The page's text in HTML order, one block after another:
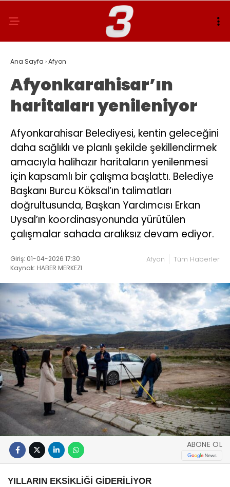
Ana Sayfa ›Afyon
Afyonkarahisar’ın
haritaları yenileniyor
Afyonkarahisar Belediyesi, kentin geleceğini
daha sağlıklı ve planlı şekilde şekillendirmek
amacıyla halihazır haritaların yenilenmesi
için kapsamlı bir çalışma başlattı. Belediye
Başkanı Burcu Köksal’ın talimatları
doğrultusunda, Başkan Yardımcısı Erkan
Uysal’ın koordinasyonunda yürütülen
çalışmalar sahada aralıksız devam ediyor.
Giriş: 01-04-2026 17:30
Kaynak: HABER MERKEZI
Afyon Tüm Haberler
ABONE OL
YILLARIN EKSİKLİĞİ GİDERİLİYOR